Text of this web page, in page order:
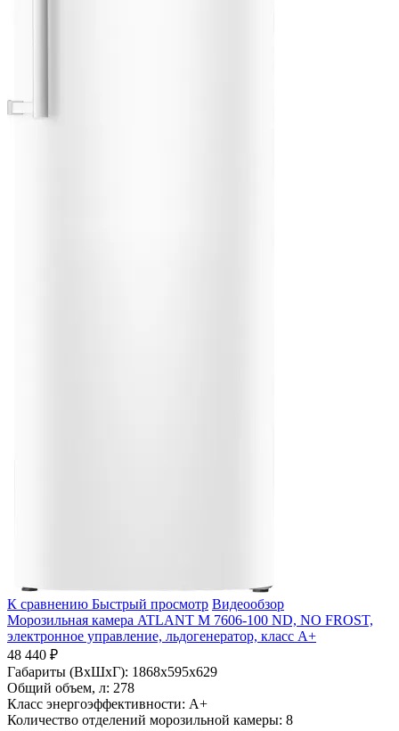
К сравнению Быстрый просмотр Видеообзор
Морозильная камера ATLANT М 7606-100 ND, NO FROST,
электронное управление, льдогенератор, класс A+
48 440 ₽
Габариты (ВхШхГ): 1868x595x629
Общий объем, л: 278
Класс энергоэффективности: A+
Количество отделений морозильной камеры: 8